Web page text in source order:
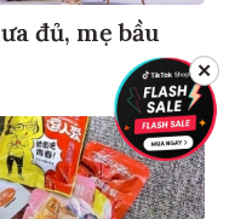
đủ, mẹ bầu
✕